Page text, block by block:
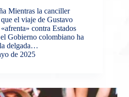
Mientras la canciller
el viaje de Gustavo
contra Estados
Gobierno colombiano ha
delgada…
de 2025